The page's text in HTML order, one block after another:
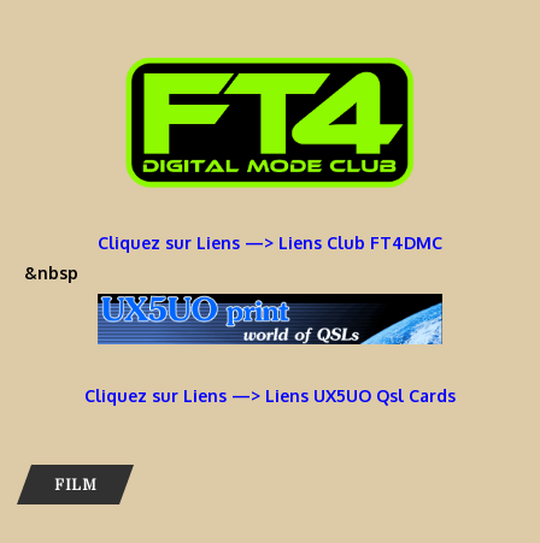
Cliquez sur Liens —> Liens Club FT4DMC
&nbsp
Cliquez sur Liens —> Liens UX5UO Qsl Cards
FILM